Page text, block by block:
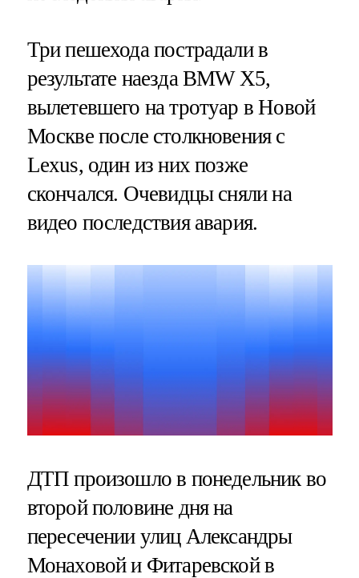
Три пешехода пострадали в
результате наезда BMW X5,
вылетевшего на тротуар в Новой
Москве после столкновения с
Lexus, один из них позже
скончался. Очевидцы сняли на
видео последствия авария.
ДТП произошло в понедельник во
второй половине дня на
пересечении улиц Александры
Монаховой и Фитаревской в